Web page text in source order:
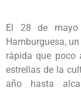
El 28 de mayo
Hamburguesa,
rápida que poco
estrellas de la
año hasta